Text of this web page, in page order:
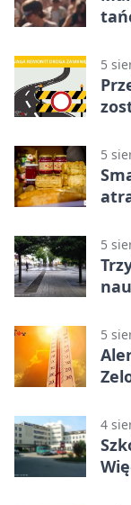
5
5
5
5
4